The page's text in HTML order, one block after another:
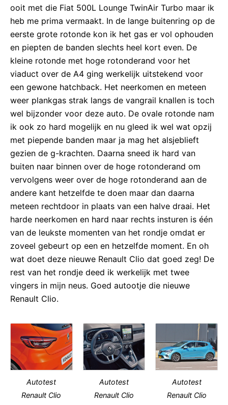
ooit met die Fiat 500L Lounge TwinAir Turbo maar ik
heb me prima vermaakt. In de lange buitenring op de
eerste grote rotonde kon ik het gas er vol ophouden
en piepten de banden slechts heel kort even. De
kleine rotonde met hoge rotonderand voor het
viaduct over de A4 ging werkelijk uitstekend voor
een gewone hatchback. Het neerkomen en meteen
weer plankgas strak langs de vangrail knallen is toch
wel bijzonder voor deze auto. De ovale rotonde nam
ik ook zo hard mogelijk en nu gleed ik wel wat opzij
met piepende banden maar ja mag het alsjeblieft
gezien de g-krachten. Daarna sneed ik hard van
buiten naar binnen over de hoge rotonderand om
vervolgens weer over de hoge rotonderand aan de
andere kant hetzelfde te doen maar dan daarna
meteen rechtdoor in plaats van een halve draai. Het
harde neerkomen en hard naar rechts insturen is één
van de leukste momenten van het rondje omdat er
zoveel gebeurt op een en hetzelfde moment. En oh
wat doet deze nieuwe Renault Clio dat goed zeg! De
rest van het rondje deed ik werkelijk met twee
vingers in mijn neus. Goed autootje die nieuwe
Renault Clio.
Autotest
Renault Clio
Autotest
Renault Clio
Autotest
Renault Clio